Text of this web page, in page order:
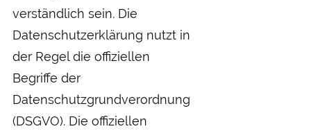
verständlich sein. Die
Datenschutzerklärung nutzt in
der Regel die offiziellen
Begriffe der
Datenschutzgrundverordnung
(DSGVO). Die offiziellen